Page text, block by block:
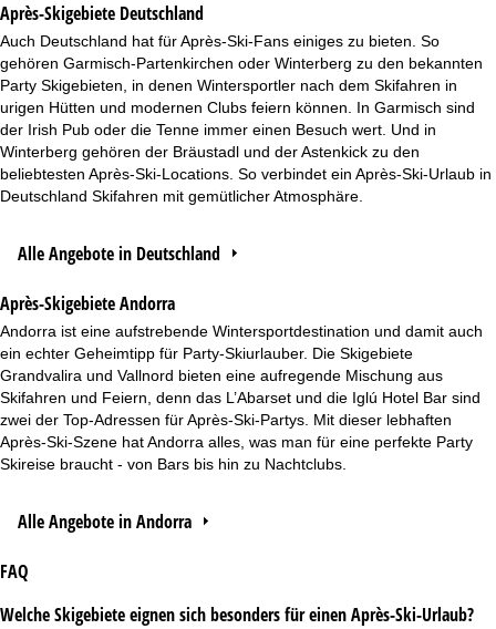
Après-Skigebiete Deutschland
Auch Deutschland hat für Après-Ski-Fans einiges zu bieten. So
gehören Garmisch-Partenkirchen oder Winterberg zu den bekannten
Party Skigebieten, in denen Wintersportler nach dem Skifahren in
urigen Hütten und modernen Clubs feiern können. In Garmisch sind
der Irish Pub oder die Tenne immer einen Besuch wert. Und in
Winterberg gehören der Bräustadl und der Astenkick zu den
beliebtesten Après-Ski-Locations. So verbindet ein Après-Ski-Urlaub in
Deutschland Skifahren mit gemütlicher Atmosphäre.
Alle Angebote in Deutschland
Après-Skigebiete Andorra
Andorra ist eine aufstrebende Wintersportdestination und damit auch
ein echter Geheimtipp für Party-Skiurlauber. Die Skigebiete
Grandvalira und Vallnord bieten eine aufregende Mischung aus
Skifahren und Feiern, denn das L’Abarset und die Iglú Hotel Bar sind
zwei der Top-Adressen für Après-Ski-Partys. Mit dieser lebhaften
Après-Ski-Szene hat Andorra alles, was man für eine perfekte Party
Skireise braucht - von Bars bis hin zu Nachtclubs.
Alle Angebote in Andorra
FAQ
Welche Skigebiete eignen sich besonders für einen Après-Ski-Urlaub?